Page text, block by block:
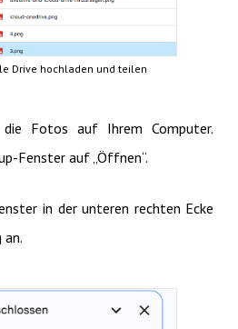
Drive hochladen und teilen
Fotos auf Ihrem Computer.
Fenster auf „Öffnen“.
in der unteren rechten Ecke
an.